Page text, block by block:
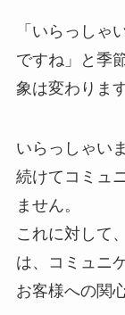
「いらっしゃ
ですね」と季
象は変わります
いらっしゃい
続けてコミュ
ません。
これに対して
は、コミュニ
お客様への関